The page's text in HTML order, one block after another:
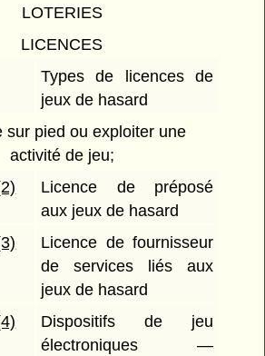
LOTERIES
LICENCES
Types de licences de
jeux de hasard
sur pied ou exploiter une
activité de jeu;
Licence de préposé
aux jeux de hasard
Licence de fournisseur
de services liés aux
jeux de hasard
Dispositifs de jeu
électroniques —